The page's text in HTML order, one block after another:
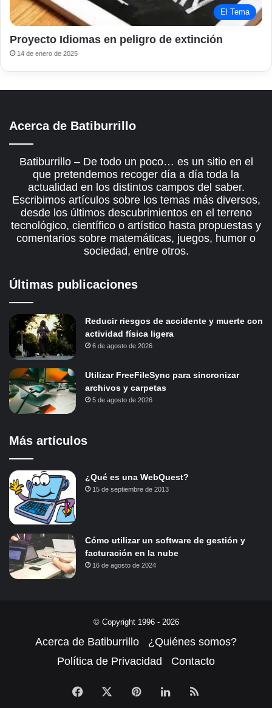
El Tema
Proyecto Idiomas en peligro de extinción
14 de enero de 2025
Acerca de Batiburrillo
Batiburrillo – De todo un poco… es un sitio en el
que pretendemos recoger día a día toda la
actualidad en los distintos campos del saber.
Escribimos artículos sobre los temas más diversos,
desde los últimos descubrimientos en el terreno
tecnológico, científico o artístico hasta propuestas y
comentarios sobre matemáticas, juegos, humor o
sociedad, entre otros.
Últimas publicaciones
Reducir riesgos de accidente y muerte con
actividad física ligera
6 de agosto de 2026
Utilizar FreeFileSync para sincronizar
archivos y carpetas
5 de agosto de 2026
Más artículos
¿Qué es una WebQuest?
15 de septiembre de 2013
Cómo utilizar un software de gestión y
facturación en la nube
16 de agosto de 2024
© Copyright 1996 - 2026
Acerca de Batiburrillo
¿Quiénes somos?
Política de Privacidad
Contacto
Facebook PinterestLinkedInRSS